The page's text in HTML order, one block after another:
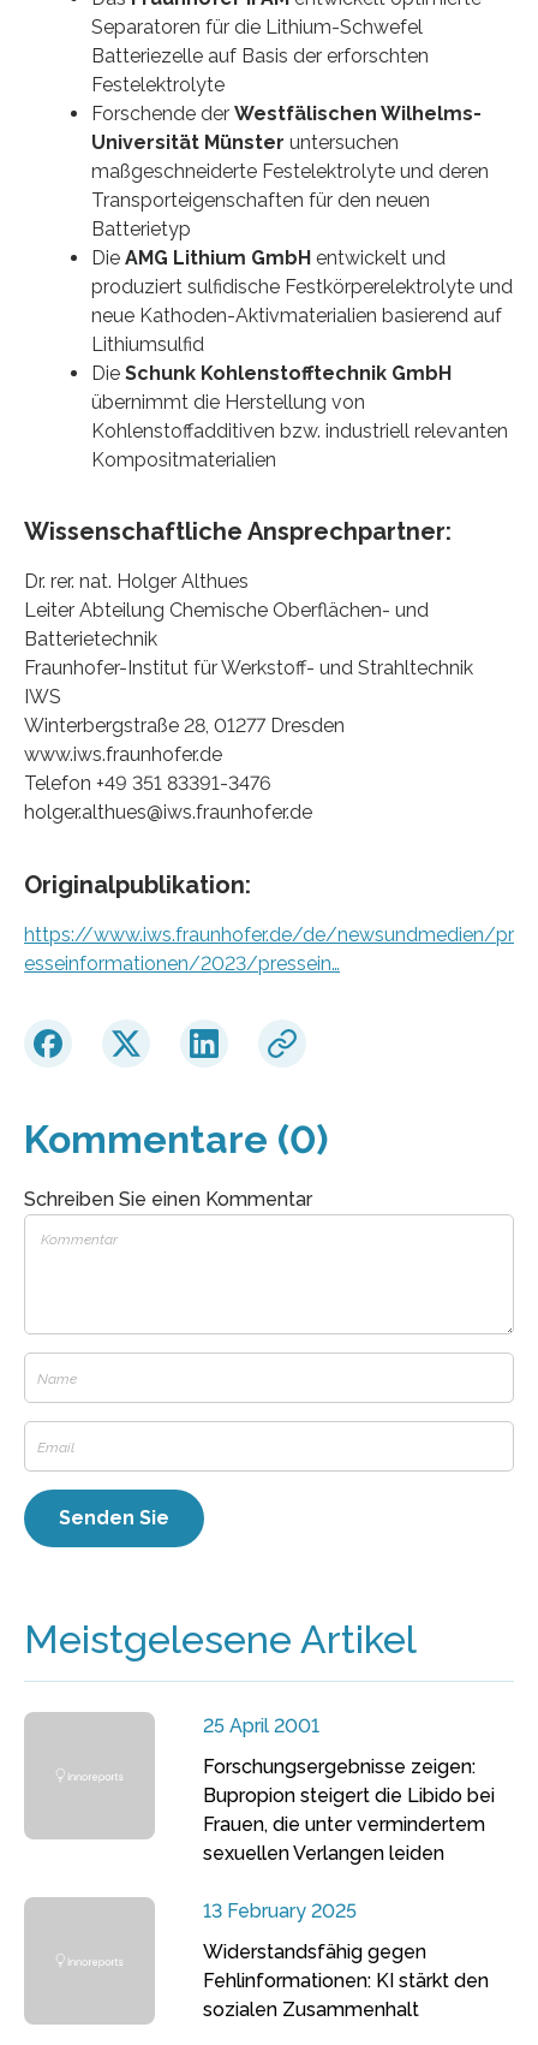
Separatoren für die Lithium-Schwefel
Batteriezelle auf Basis der erforschten
Festelektrolyte
Forschende der Westfälischen Wilhelms-
Universität Münster untersuchen
maßgeschneiderte Festelektrolyte und deren
Transporteigenschaften für den neuen
Batterietyp
Die AMG Lithium GmbH entwickelt und
produziert sulfidische Festkörperelektrolyte und
neue Kathoden-Aktivmaterialien basierend auf
Lithiumsulfid
Die Schunk Kohlenstofftechnik GmbH
übernimmt die Herstellung von
Kohlenstoffadditiven bzw. industriell relevanten
Kompositmaterialien
Wissenschaftliche Ansprechpartner:
Dr. rer. nat. Holger Althues
Leiter Abteilung Chemische Oberflächen- und
Batterietechnik
Fraunhofer-Institut für Werkstoff- und Strahltechnik
IWS
Winterbergstraße 28, 01277 Dresden
www.iws.fraunhofer.de
Telefon +49 351 83391-3476
holger.althues@iws.fraunhofer.de
Originalpublikation:
https://www.iws.fraunhofer.de/de/newsundmedien/pr
esseinformationen/2023/pressein…
Kommentare (0)
Schreiben Sie einen Kommentar
Meistgelesene Artikel
25 April 2001
Forschungsergebnisse zeigen:
Bupropion steigert die Libido bei
Frauen, die unter vermindertem
sexuellen Verlangen leiden
13 February 2025
Widerstandsfähig gegen
Fehlinformationen: KI stärkt den
sozialen Zusammenhalt